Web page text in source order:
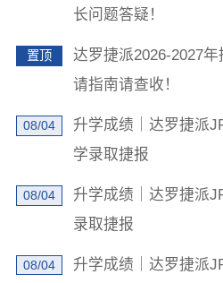
长问题答疑！
置顶
达罗捷派2026-2027
请指南请查收！
08/04
升学成绩｜达罗捷派
学录取捷报
08/04
升学成绩｜达罗捷派
录取捷报
08/04
升学成绩｜达罗捷派
学校地址发
已阅读并同意
提、研学服务，我们将收集您